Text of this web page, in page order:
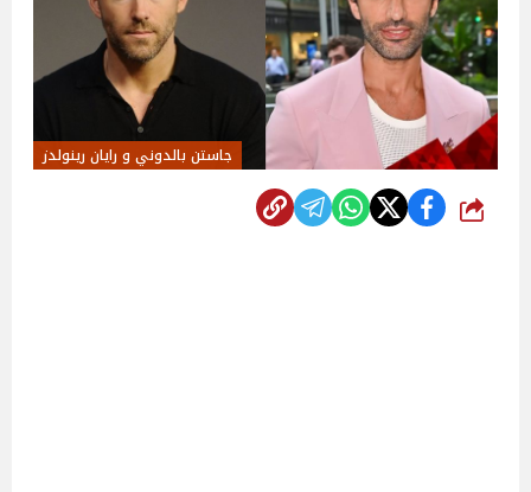
جاستن بالدوني و رايان رينولدز
شارك